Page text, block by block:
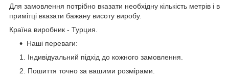
Для замовлення потрібно вказати необхідну кількість метрів і в
примітці вказати бажану висоту виробу.
Країна виробник - Турция.
Наші переваги:
Індивідуальний підхід до кожного замовлення.
Пошиття точно за вашими розмірами.